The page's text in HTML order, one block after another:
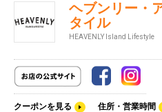
ヘブンリー・
タイル
HEAVENLY Island Lifestyle
クーポンを見る 住所・営業時間